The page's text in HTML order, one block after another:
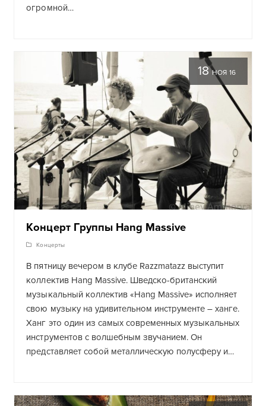
огромной…
18НОЯ 16
Концерт Группы Hang Massive
Концерты
В пятницу вечером в клубе Razzmatazz выступит
коллектив Hang Massive. Шведско-британский
музыкальный коллектив «Hang Massive» исполняет
свою музыку на удивительном инструменте – ханге.
Ханг это один из самых современных музыкальных
инструментов с волшебным звучанием. Он
представляет собой металлическую полусферу и…